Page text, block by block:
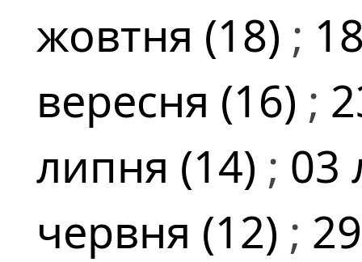
жовтня (18) ;
вересня (16) ;
липня (14) ; 03
червня (12) ;